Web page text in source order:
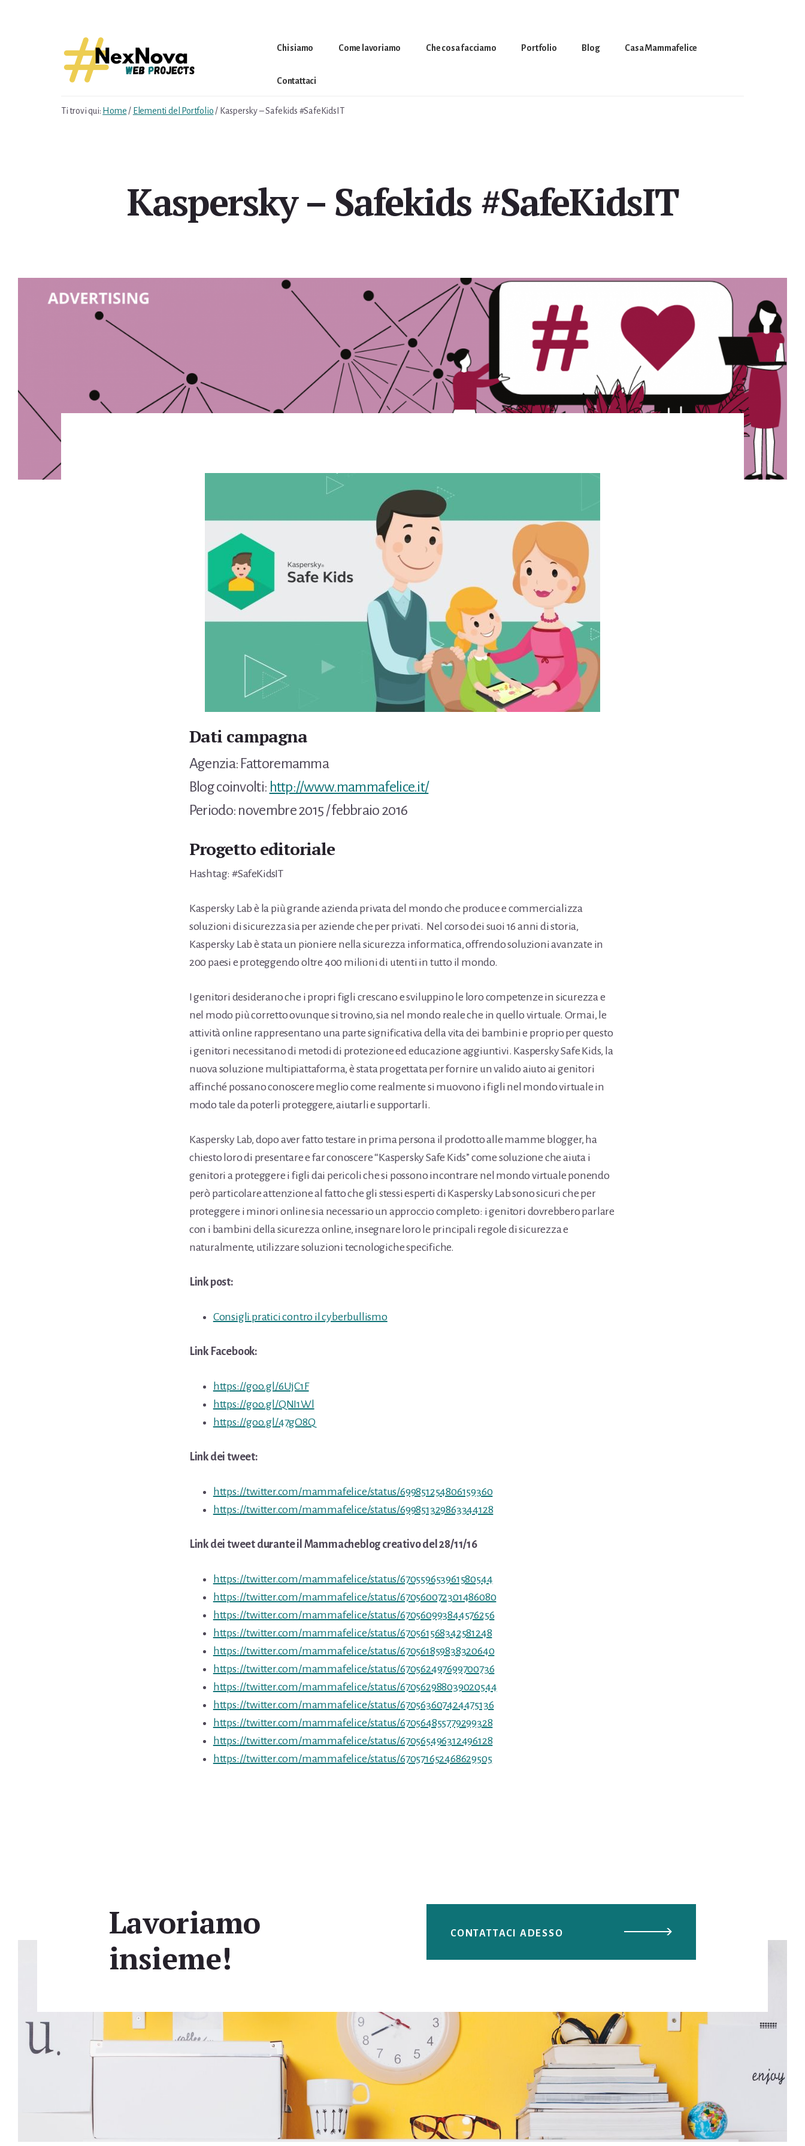
Chi siamo Come lavoriamo Che cosa facciamo Portfolio Blog Casa Mammafelice
Contattaci
Ti trovi qui: Home / Elementi del Portfolio / Kaspersky – Safekids #SafeKidsIT
Kaspersky – Safekids #SafeKidsIT
Dati campagna
Agenzia: Fattoremamma
Blog coinvolti: http://www.mammafelice.it/
Periodo: novembre 2015 / febbraio 2016
Progetto editoriale
Hashtag: #SafeKidsIT
Kaspersky Lab è la più grande azienda privata del mondo che produce e commercializza
soluzioni di sicurezza sia per aziende che per privati. Nel corso dei suoi 16 anni di storia,
Kaspersky Lab è stata un pioniere nella sicurezza informatica, offrendo soluzioni avanzate in
200 paesi e proteggendo oltre 400 milioni di utenti in tutto il mondo.
I genitori desiderano che i propri figli crescano e sviluppino le loro competenze in sicurezza e
nel modo più corretto ovunque si trovino, sia nel mondo reale che in quello virtuale. Ormai, le
attività online rappresentano una parte significativa della vita dei bambini e proprio per questo
i genitori necessitano di metodi di protezione ed educazione aggiuntivi. Kaspersky Safe Kids, la
nuova soluzione multipiattaforma, è stata progettata per fornire un valido aiuto ai genitori
affinché possano conoscere meglio come realmente si muovono i figli nel mondo virtuale in
modo tale da poterli proteggere, aiutarli e supportarli.
Kaspersky Lab, dopo aver fatto testare in prima persona il prodotto alle mamme blogger, ha
chiesto loro di presentare e far conoscere “Kaspersky Safe Kids” come soluzione che aiuta i
genitori a proteggere i figli dai pericoli che si possono incontrare nel mondo virtuale ponendo
però particolare attenzione al fatto che gli stessi esperti di Kaspersky Lab sono sicuri che per
proteggere i minori online sia necessario un approccio completo: i genitori dovrebbero parlare
con i bambini della sicurezza online, insegnare loro le principali regole di sicurezza e
naturalmente, utilizzare soluzioni tecnologiche specifiche.
Link post:
Consigli pratici contro il cyberbullismo
Link Facebook:
https://goo.gl/6UjC1F
https://goo.gl/QNI1Wl
https://goo.gl/47gO8Q
Link dei tweet:
https://twitter.com/mammafelice/status/699851254806159360
https://twitter.com/mammafelice/status/699851329863344128
Link dei tweet durante il Mammacheblog creativo del 28/11/16
https://twitter.com/mammafelice/status/670559653961580544
https://twitter.com/mammafelice/status/670560072301486080
https://twitter.com/mammafelice/status/670560993844576256
https://twitter.com/mammafelice/status/670561568342581248
https://twitter.com/mammafelice/status/670561859838320640
https://twitter.com/mammafelice/status/670562497699700736
https://twitter.com/mammafelice/status/670562988039020544
https://twitter.com/mammafelice/status/670563607424475136
https://twitter.com/mammafelice/status/670564855779299328
https://twitter.com/mammafelice/status/670565496312496128
https://twitter.com/mammafelice/status/670571652468629505
Lavoriamo
insieme!
CONTATTACI ADESSO